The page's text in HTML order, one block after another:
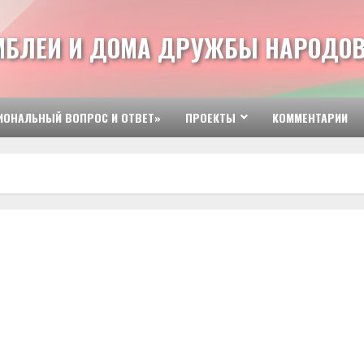
И ДОМА ДРУЖБЫ НАРОДОВ
ВОПРОС И ОТВЕТ» ПРОЕКТЫ КОММЕНТАРИИ